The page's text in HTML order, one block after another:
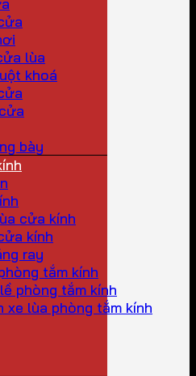
lùa
khoá
bày
cửa kính
kính
ray
tắm kính
phòng tắm kính
xe lùa phòng tắm kính